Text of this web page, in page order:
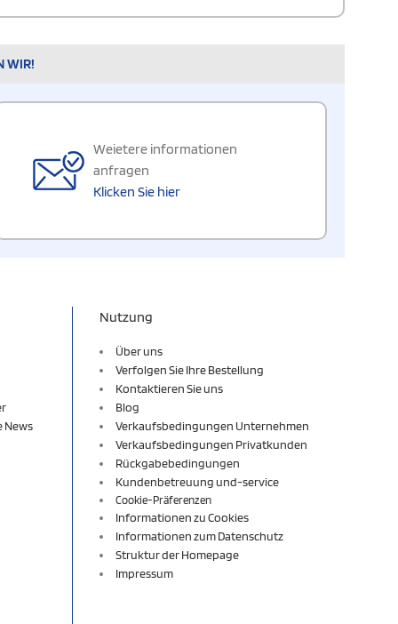
WIR!
Weietere informationen
anfragen
Klicken Sie hier
News
Nutzung
Über uns
Verfolgen Sie Ihre Bestellung
Kontaktieren Sie uns
Blog
Verkaufsbedingungen Unternehmen
Verkaufsbedingungen Privatkunden
Rückgabebedingungen
Kundenbetreuung und-service
Cookie-Präferenzen
Informationen zu Cookies
Informationen zum Datenschutz
Struktur der Homepage
Impressum